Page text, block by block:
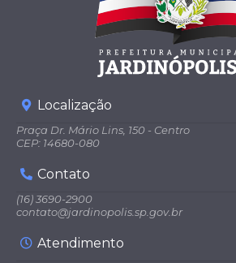
Localização
Praça Dr. Mário Lins, 150 - Centro
CEP: 14680-080
Contato
(16) 3690-2900
contato@jardinopolis.sp.gov.br
Atendimento